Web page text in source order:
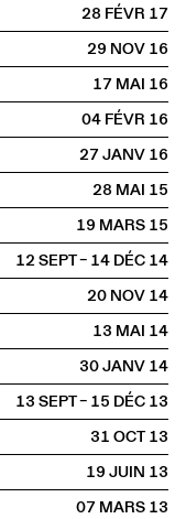
28 FÉVR2017
29 NOV2016
17 MAI2016
04 FÉVR2016
27 JANV2016
28 MAI2015
19 MARS2015
12 SEPT – 14 DÉC2014
20 NOV2014
13 MAI2014
30 JANV2014
13 SEPT – 15 DÉC2013
31 OCT2013
19 JUIN2013
07 MARS2013